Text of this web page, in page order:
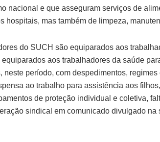
nacional e que asseguram serviços de
hospitais, mas também de limpeza,
do SUCH são equiparados aos
equiparados aos trabalhadores da saúde
neste período, com despedimentos,
ao trabalho para assistência aos
de proteção individual e coletiva,
sindical em comunicado divulgado na